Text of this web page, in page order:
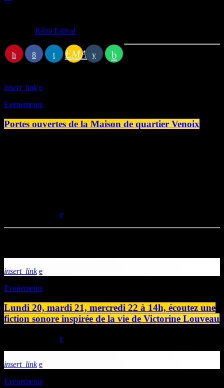
Rémi Estival
EMAIL
insert_link
Evenements
Portes ouvertes de la Maison de quartier Venoix
insert_link
Evenements
Lundi 20, mardi 21, mercredi 22 à 14h, écoutez une
fiction sonore inspirée de la vie de Victorine Louveau
insert_link
Evenements